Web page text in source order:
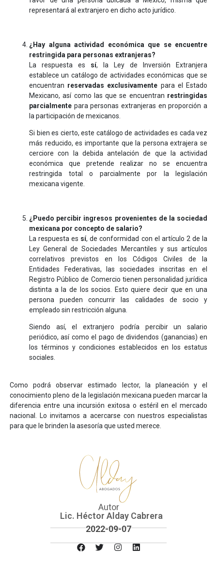
Autor
Lic. Héctor Alday Cabrera
2022-09-07
representará al extranjero en dicho acto jurídico.
¿Hay alguna actividad económica que se encuentre
restringida para personas extranjeras?
La respuesta es sí, la Ley de Inversión Extranjera
establece un catálogo de actividades económicas que se
encuentran reservadas exclusivamente para el Estado
Mexicano, así como las que se encuentran restringidas
parcialmente para personas extranjeras en proporción a
la participación de mexicanos.
Si bien es cierto, este catálogo de actividades es cada vez
más reducido, es importante que la persona extrajera se
cerciore con la debida antelación de que la actividad
económica que pretende realizar no se encuentra
restringida total o parcialmente por la legislación
mexicana vigente.
¿Puedo percibir ingresos provenientes de la sociedad
mexicana por concepto de salario?
La respuesta es sí, de conformidad con el artículo 2 de la
Ley General de Sociedades Mercantiles y sus artículos
correlativos previstos en los Códigos Civiles de la
Entidades Federativas, las sociedades inscritas en el
Registro Público de Comercio tienen personalidad jurídica
distinta a la de los socios. Esto quiere decir que en una
persona pueden concurrir las calidades de socio y
empleado sin restricción alguna.
Siendo así, el extranjero podría percibir un salario
periódico, así como el pago de dividendos (ganancias) en
los términos y condiciones establecidos en los estatus
sociales.
Como podrá observar estimado lector, la planeación y el
conocimiento pleno de la legislación mexicana pueden marcar la
diferencia entre una incursión exitosa o estéril en el mercado
nacional. Lo invitamos a acercarse con nuestros especialistas
para que le brinden la asesoría que usted merece.